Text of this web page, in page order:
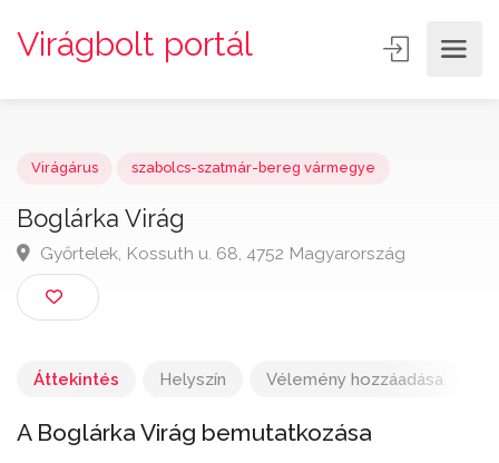
Virágbolt portál
Boglárka Virág
Győrtelek, Kossuth u. 68, 4752 Magyarország
Áttekintés Helyszín Vélemény hozzáadása
A Boglárka Virág bemutatkozása